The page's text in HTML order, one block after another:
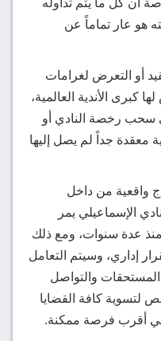
هو عار تماماً عن
أو التعرض لغرامات
كبرى الأندية العالمية،
سحب رخصة النادي أو
معقدة جداً لم يصل إليها
واقعية من داخل
الإسماعيلي يمر
منذ عدة سنوات، ومع ذلك
إداري، وسيتم التعامل
والتواصل
لتسوية كافة القضايا
في أقرب فرصة ممكنة.